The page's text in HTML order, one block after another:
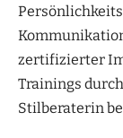
zertifizierter
Trainings
Stilberaterin